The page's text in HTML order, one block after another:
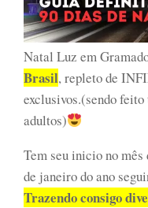
Natal Luz em
Brasil, repleto de
exclusivos.(sendo
adultos)
Tem seu inicio no
de janeiro do ano
Trazendo consigo